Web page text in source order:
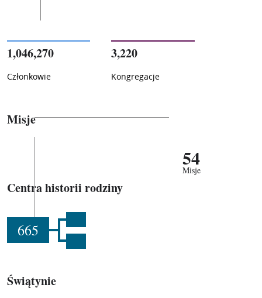
1,046,270
Członkowie
3,220
Kongregacje
Misje
54
Misje
Centra historii rodziny
665
Świątynie